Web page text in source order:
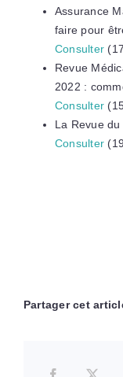
Assurance
faire pour
Consulter
Revue
2022 :
Consulter
La Revue
Consulter
Partager cet